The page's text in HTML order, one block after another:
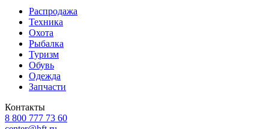
Распродажа
Техника
Охота
Рыбалка
Туризм
Обувь
Одежда
Запчасти
Контакты
8 800 777 73 60